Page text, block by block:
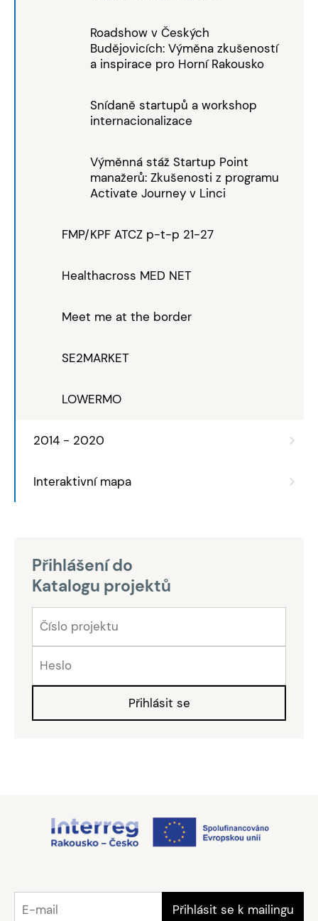
Roadshow v Českých
Budějovicích: Výměna zkušeností
a inspirace pro Horní Rakousko
Snídaně startupů a workshop
internacionalizace
Výměnná stáž Startup Point
manažerů: Zkušenosti z programu
Activate Journey v Linci
FMP/KPF ATCZ p-t-p 21-27
Healthacross MED NET
Meet me at the border
SE2MARKET
LOWERMO
2014 - 2020
Interaktivní mapa
Přihlášení do
Katalogu projektů